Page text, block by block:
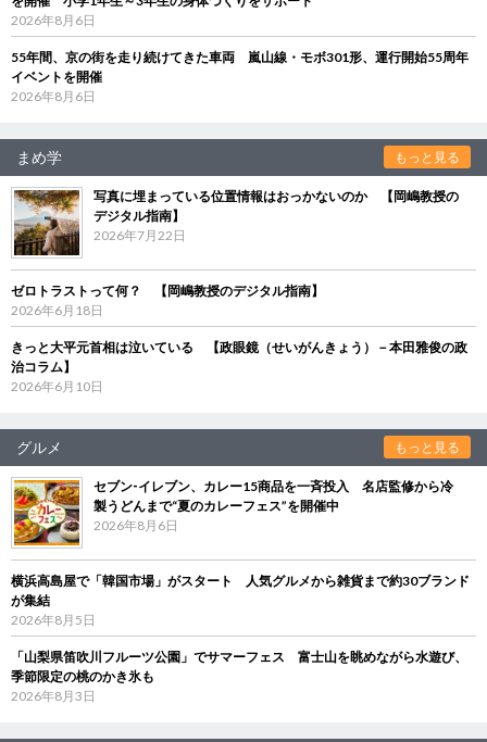
2026年8月6日
55年間、京の街を走り続けてきた車両 嵐山線・モボ301形、運行開始55周年
イベントを開催
2026年8月6日
まめ学 もっと見る
写真に埋まっている位置情報はおっかないのか 【岡嶋教授の
デジタル指南】
2026年7月22日
ゼロトラストって何？ 【岡嶋教授のデジタル指南】
2026年6月18日
きっと大平元首相は泣いている 【政眼鏡（せいがんきょう）－本田雅俊の政
治コラム】
2026年6月10日
グルメ もっと見る
セブン‐イレブン、カレー15商品を一斉投入 名店監修から冷
製うどんまで“夏のカレーフェス”を開催中
2026年8月6日
横浜高島屋で「韓国市場」がスタート 人気グルメから雑貨まで約30ブランド
が集結
2026年8月5日
「山梨県笛吹川フルーツ公園」でサマーフェス 富士山を眺めながら水遊び、
季節限定の桃のかき氷も
2026年8月3日